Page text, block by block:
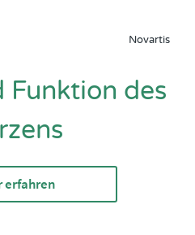
Novartis
Funktion des
erfahren